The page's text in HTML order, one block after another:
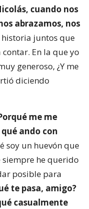
cuando nos
abrazamos, nos
historia juntos que
En la que yo
generoso, ¿Y me
diciendo
me me
ando con
soy un huevón que
siempre he querido
posible para
te pasa, amigo?
casualmente